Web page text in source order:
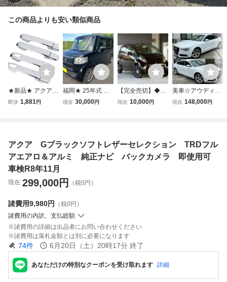
この商品よりも安い類似商品
★新品★ アクア N
HP 10系 ヴィッツ
即決 1,881円
福岡★ 25年式 N-
BOX GーSSパッ
2本 ETC 車検10年
8月 即決28万 即乗
現在 30,000円
【完全売切】◆車
検R8年12月26日
イチェーン! 【愛
知県発】
現在 10,000円
美車☆アウディA5
スポーツバック☆
☆ETC☆ワンオー
ナー☆ディーラー
現在 148,000円
アクア Gブラックソフトレザーセレクション TRDフル
アエアロ＆アルミ 純正ナビ バックカメラ 即使用可
車検R8年11月
現在 299,000円 （税0円）
諸費用9,980円
（税0円）
諸費用の内訳、支払総額
諸費用の詳細は出品者にお問い合わせください
諸費用は落札金額とは別に必要になります
74件 6月20日（土）20時17分 終了
あなただけの特別なクーポンを受け取れます 詳細